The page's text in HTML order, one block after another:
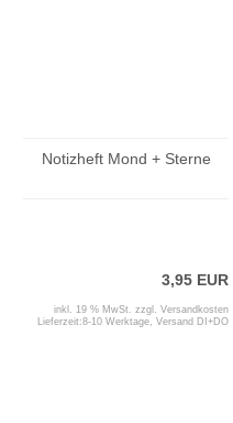
Notizheft Mond + Sterne
3,95 EUR
inkl. 19 % MwSt. zzgl. Versandkosten
Lieferzeit:8-10 Werktage, Versand DI+DO